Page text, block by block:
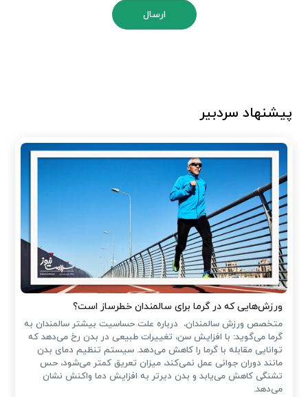
ارسال
پیشنهاد سردبیر
ورزش‌هایی که در گرما برای سالمندان خطرساز است؟
متخصص ورزش سالمندان، درباره علت حساسیت بیشتر سالمندان به
گرما می‌گوید: با افزایش سن، تغییرات طبیعی در بدن رخ می‌دهد که
توانایی مقابله با گرما را کاهش می‌دهد. سیستم تنظیم دمای بدن
مانند دوران جوانی عمل نمی‌کند، میزان تعریق کمتر می‌شود، حس
تشنگی کاهش می‌یابد و بدن دیرتر به افزایش دما واکنش نشان
می‌دهد.